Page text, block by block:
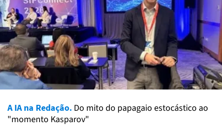
A IA na Redação. Do mito do papagaio estocástico ao
"momento Kasparov"